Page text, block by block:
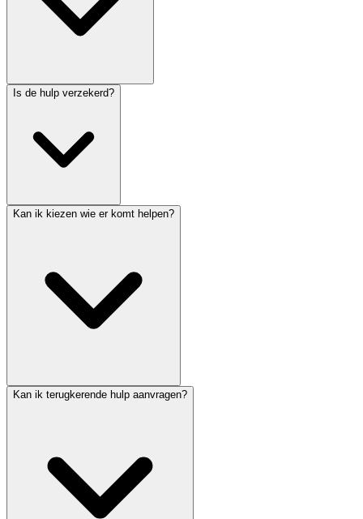
Is de hulp verzekerd?
Kan ik kiezen wie er komt helpen?
Kan ik terugkerende hulp aanvragen?